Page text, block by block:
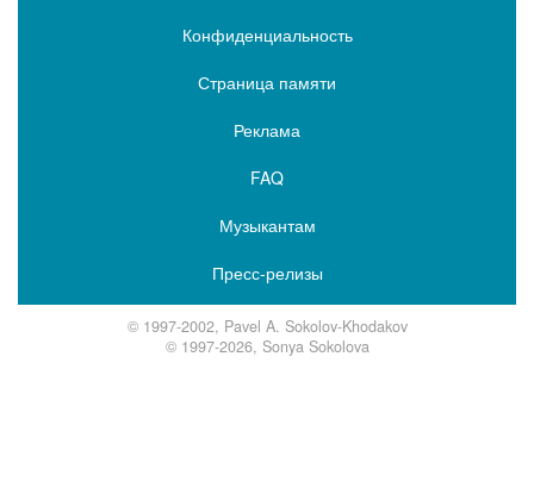
Конфиденциальность
Страница памяти
Реклама
FAQ
Музыкантам
Пресс-релизы
© 1997-2002, Pavel A. Sokolov-Khodakov
© 1997-2026, Sonya Sokolova